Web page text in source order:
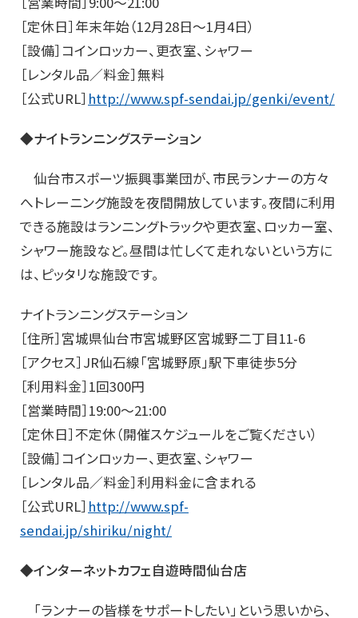
［定休日］年末年始（12月28日～1月4日）
［設備］コインロッカー、更衣室、シャワー
［レンタル品／料金］無料
［公式URL］ http://www.spf-sendai.jp/genki/event/
◆ナイトランニングステーション
仙台市スポーツ振興事業団が、市民ランナーの方々
へトレーニング施設を夜間開放しています。夜間に利用
できる施設はランニングトラックや更衣室、ロッカー室、
シャワー施設など。昼間は忙しくて走れないという方に
は、ピッタリな施設です。
ナイトランニングステーション
［住所］宮城県仙台市宮城野区宮城野二丁目11-6
［アクセス］JR仙石線「宮城野原」駅下車徒歩5分
［利用料金］1回300円
［営業時間］19:00～21:00
［定休日］不定休（開催スケジュールをご覧ください）
［設備］コインロッカー、更衣室、シャワー
［レンタル品／料金］利用料金に含まれる
［公式URL］ http://www.spf-
sendai.jp/shiriku/night/
◆インターネットカフェ自遊時間仙台店
「ランナーの皆様をサポートしたい」という思いから、